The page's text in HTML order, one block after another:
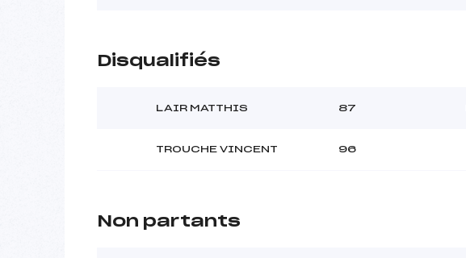
Disqualifiés
LAIR MATTHIS 87
TROUCHE VINCENT 96
Non partants